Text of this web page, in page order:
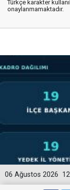
Türkçe karakter
onaylanmamaktadır.
06 Ağustos 2026